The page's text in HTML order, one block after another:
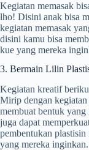
Kegiatan memasak
lho! Disini anak bisa
kegiatan memasak
disini kamu bisa
kue yang mereka
3. Bermain Lilin
Kegiatan kreatif
Mirip dengan kegiatan
membuat bentuk
juga dapat
pembentukan
yang mereka inginkan.